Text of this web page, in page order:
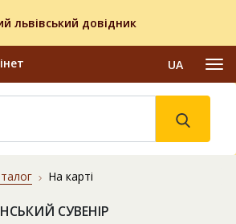
львівський довідник
UA
На карті
СУВЕНІР